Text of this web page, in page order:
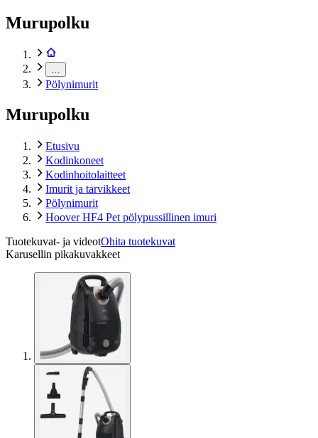
Murupolku
Pölynimurit
Murupolku
Etusivu
Kodinkoneet
Kodinhoitolaitteet
Imurit ja tarvikkeet
Pölynimurit
Hoover HF4 Pet pölypussillinen imuri
Tuotekuvat- ja videotOhita tuotekuvat
Karusellin pikakuvakkeet